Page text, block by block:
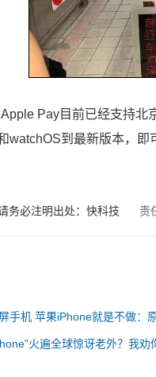
Pay目前已经支持北
watchOS到最新版本，即
务必注明出处：快科技 责
手机 苹果iPhone就是不做：
火遍全球惊讶老外？我劝